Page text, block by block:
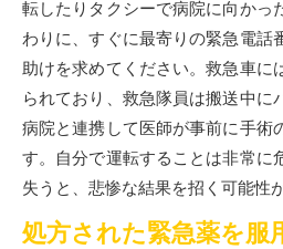
転したりタクシーで病院に向かっ
わりに、すぐに最寄りの緊急電話
助けを求めてください。救急車に
られており、救急隊員は搬送中に
病院と連携して医師が事前に手術
す。自分で運転することは非常に
失うと、悲惨な結果を招く可能性
処方された緊急薬を服